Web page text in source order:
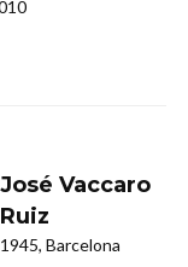
José Vaccaro
Ruiz
1945, Barcelona